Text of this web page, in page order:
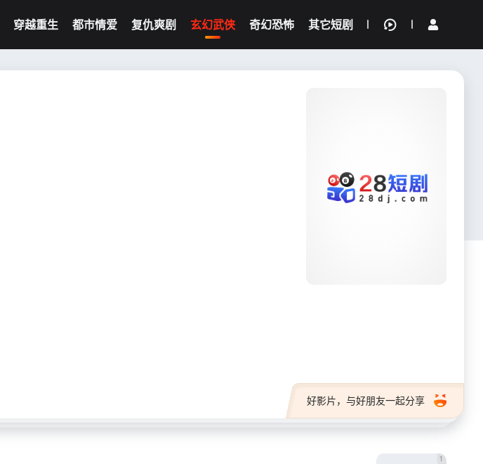
穿越重生 都市情爱 复仇爽剧 玄幻武侠 奇幻恐怖 其它短剧
我的观影记录
好影片，与好朋友一起分享
1